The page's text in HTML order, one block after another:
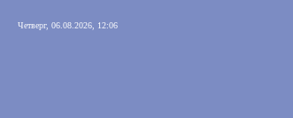
Четверг, 06.08.2026, 12:06